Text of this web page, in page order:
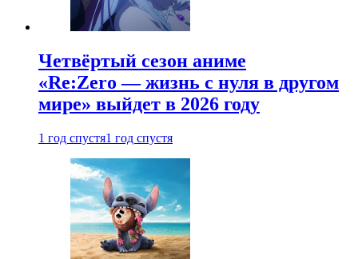
Четвёртый сезон аниме
«Re:Zero — жизнь с нуля в другом
мире» выйдет в 2026 году
1 год спустя1 год спустя